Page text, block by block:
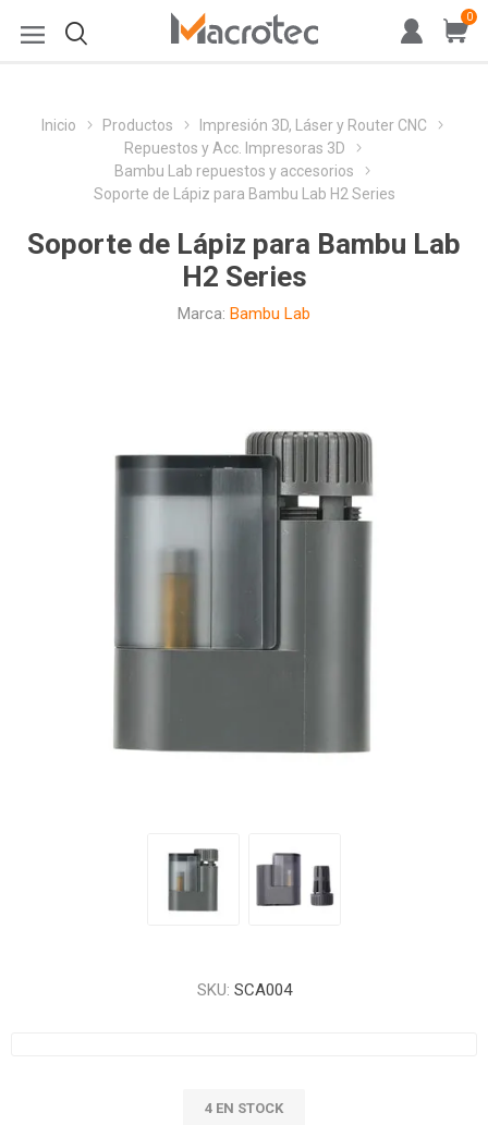
0
Inicio Productos
Impresión 3D, Láser y Router CNC
Repuestos y Acc. Impresoras 3D
Bambu Lab repuestos y accesorios
Soporte de Lápiz para Bambu Lab H2 Series
Soporte de Lápiz para Bambu Lab
H2 Series
Marca: Bambu Lab
SKU: SCA004
4 EN STOCK